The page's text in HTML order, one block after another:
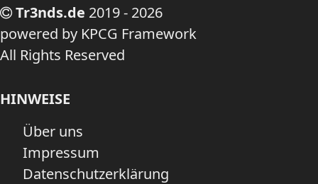
Tr3nds.de 2019 - 2026
powered by KPCG Framework
All Rights Reserved
HINWEISE
Über uns
Impressum
Datenschutzerklärung